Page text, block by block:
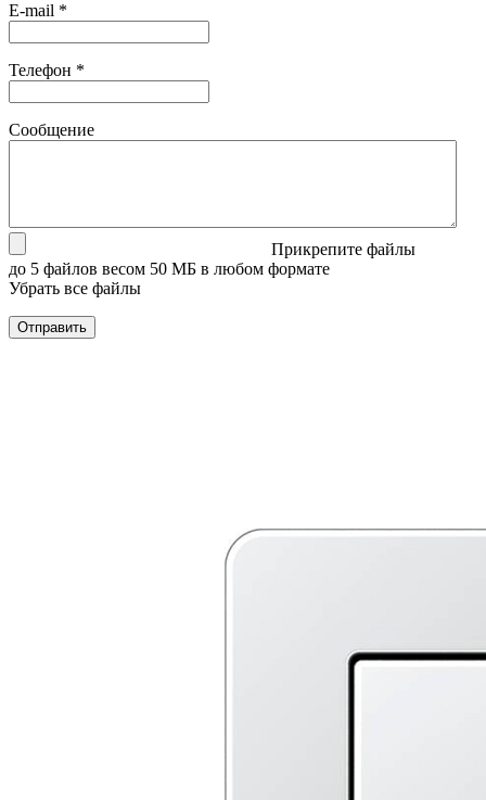
E-mail *
Телефон *
Сообщение
Прикрепите файлы
до 5 файлов весом 50 МБ в любом формате
Убрать все файлы
Отправить